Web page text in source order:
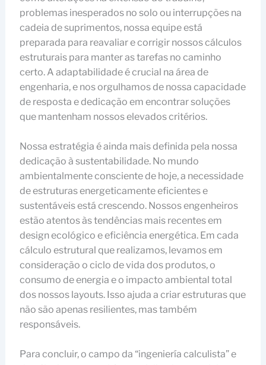
problemas inesperados no solo ou interrupções na
cadeia de suprimentos, nossa equipe está
preparada para reavaliar e corrigir nossos cálculos
estruturais para manter as tarefas no caminho
certo. A adaptabilidade é crucial na área de
engenharia, e nos orgulhamos de nossa capacidade
de resposta e dedicação em encontrar soluções
que mantenham nossos elevados critérios.
Nossa estratégia é ainda mais definida pela nossa
dedicação à sustentabilidade. No mundo
ambientalmente consciente de hoje, a necessidade
de estruturas energeticamente eficientes e
sustentáveis está crescendo. Nossos engenheiros
estão atentos às tendências mais recentes em
design ecológico e eficiência energética. Em cada
cálculo estrutural que realizamos, levamos em
consideração o ciclo de vida dos produtos, o
consumo de energia e o impacto ambiental total
dos nossos layouts. Isso ajuda a criar estruturas que
não são apenas resilientes, mas também
responsáveis.
Para concluir, o campo da “ingeniería calculista” e